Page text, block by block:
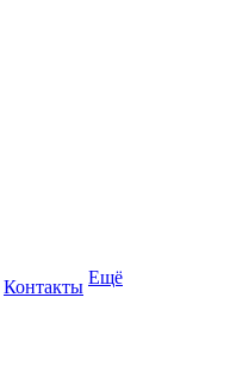
Контакты Ещё